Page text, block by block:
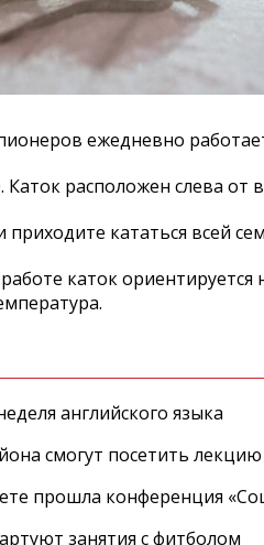
ежедневно
Каток расположен слева
приходите кататься всей
каток
английского языка
смогут посетить
прошла конференция
занятия с фитболом